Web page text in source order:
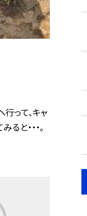
行って、キャ
と・・・。